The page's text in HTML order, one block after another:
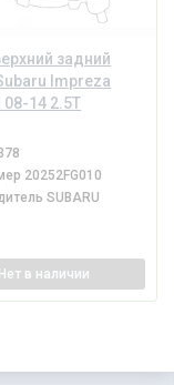
задний
Impreza
08-14 2.5T
20252FG010
SUBARU
Нет в наличии